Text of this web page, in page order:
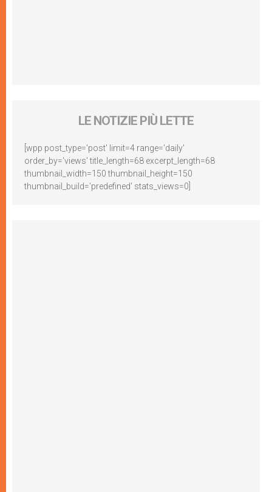
LE NOTIZIE PIÙ LETTE
[wpp post_type='post' limit=4 range='daily'
order_by='views' title_length=68 excerpt_length=68
thumbnail_width=150 thumbnail_height=150
thumbnail_build='predefined' stats_views=0]